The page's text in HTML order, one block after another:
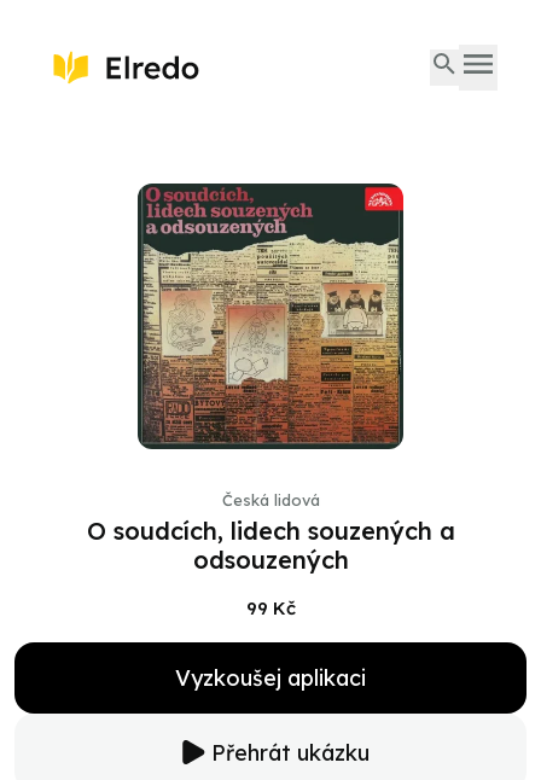
Česká lidová
O soudcích, lidech souzených a
odsouzených
99 Kč
Vyzkoušej aplikaci
Přehrát ukázku